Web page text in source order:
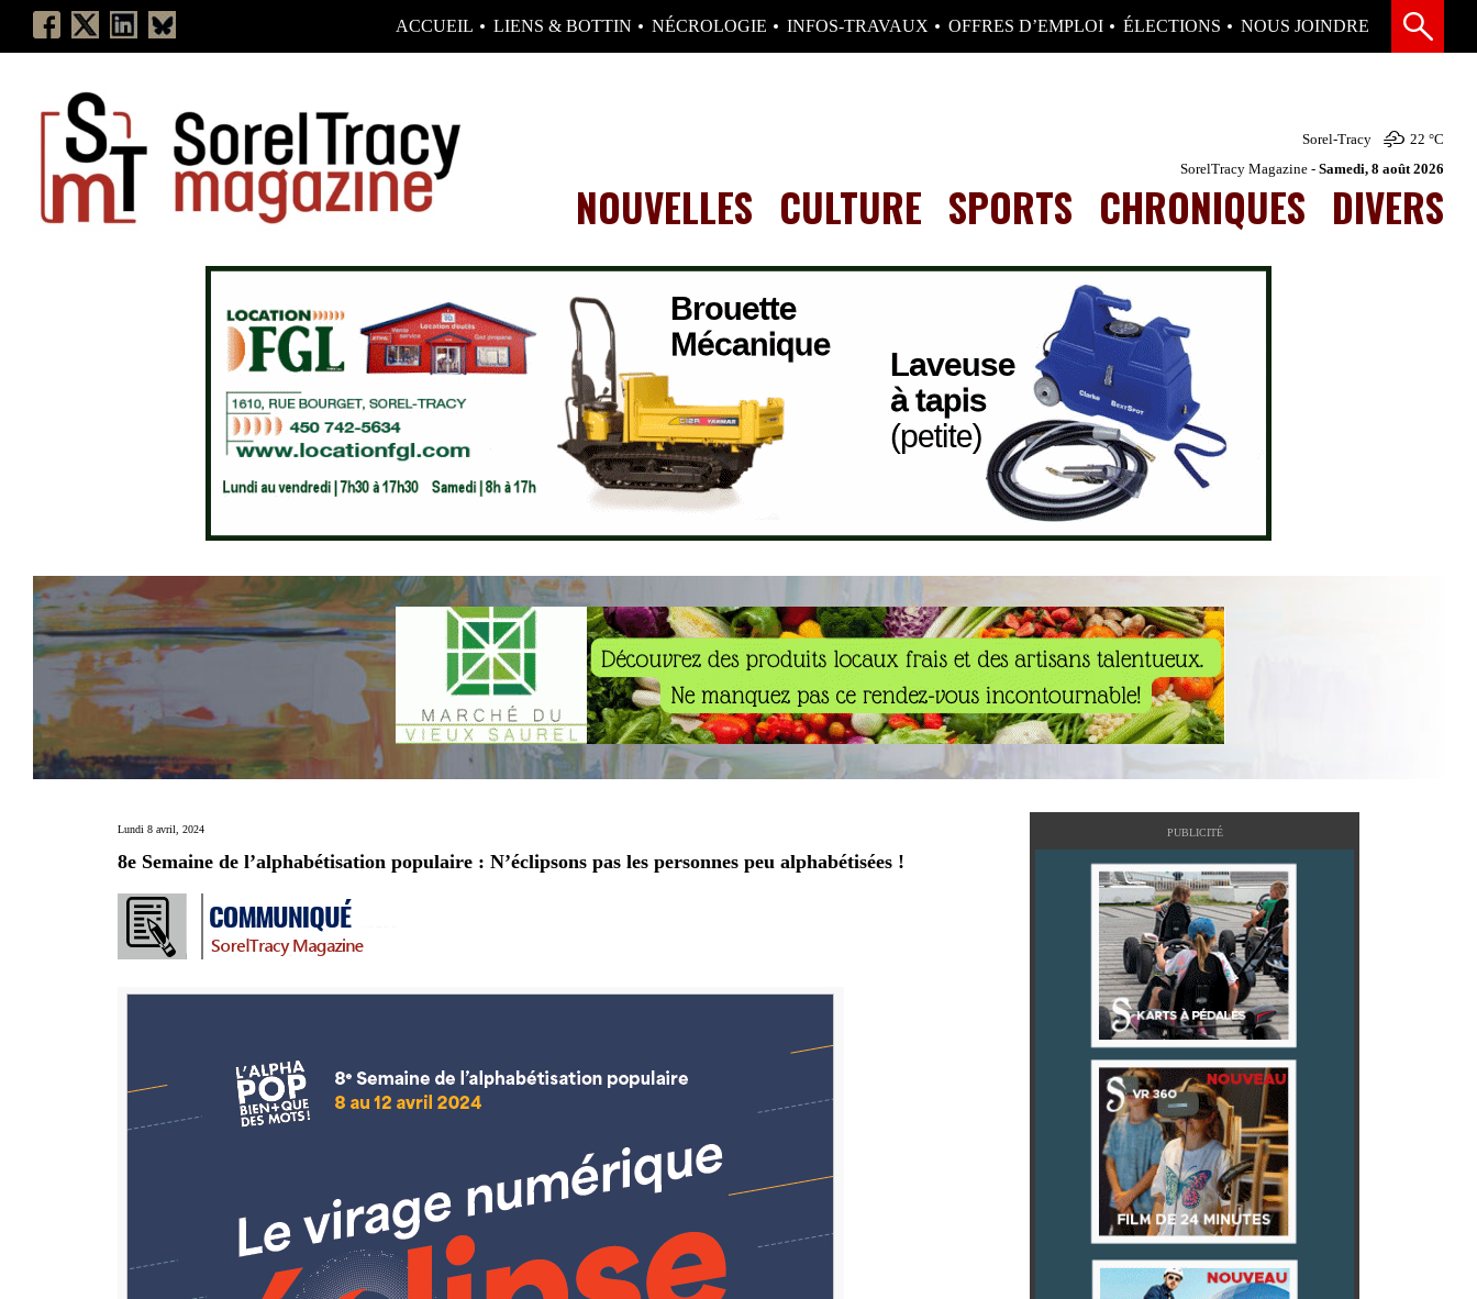
ACCUEIL LIENS & BOTTIN NÉCROLOGIE INFOS-TRAVAUX OFFRES D’EMPLOI ÉLECTIONS NOUS JOINDRE
Sorel-Tracy 22 °C
SorelTracy Magazine - Samedi, 8 août 2026
NOUVELLES CULTURE SPORTS CHRONIQUES DIVERS
Lundi 8 avril, 2024
8e Semaine de l’alphabétisation populaire : N’éclipsons pas les personnes peu alphabétisées !
PUBLICITÉ